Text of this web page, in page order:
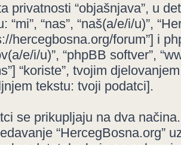
privatnosti “objašnjava”, u
“mi”, “nas”, “naš(a/e/i/u)”,
hercegbosna.org/forum”] i
e/i/u)”, “phpBB softver”,
“koriste”, tvojim
tekstu: tvoji podatci].
se prikupljaju na dva načina.
“HercegBosna.org”